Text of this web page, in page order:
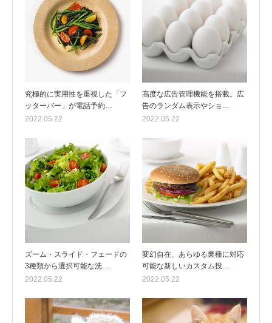
究極的に実用性を重視した「フ
ッターバー」が電話予約…
2022.05.22
高度な広告管理機能を搭載。広
告のランダム表示やショ…
2022.05.22
ズーム・スライド・フェードの
3種類から選択可能な洗…
2022.05.22
変幻自在、あらゆる業種に対応
可能な新しいカスタム投…
2022.05.22